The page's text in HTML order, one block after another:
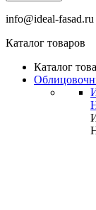
info@ideal-fasad.ru
Каталог товаров
Каталог